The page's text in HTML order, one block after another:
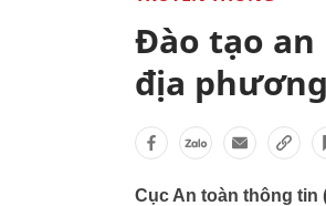
Đào tạo an
địa phương
Cục An toàn thông tin